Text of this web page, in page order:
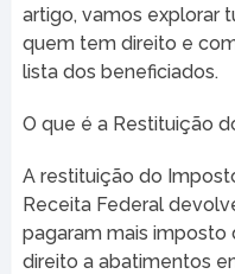
artigo, vamos explorar
quem tem direito e
lista dos beneficiados.
O que é a Restituição
A restituição do
Receita Federal
pagaram mais
direito a abatimentos